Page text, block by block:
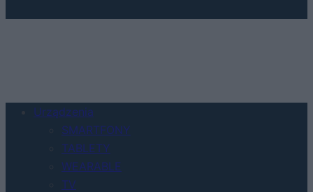
Urządzenia
SMARTFONY
TABLETY
WEARABLE
TV